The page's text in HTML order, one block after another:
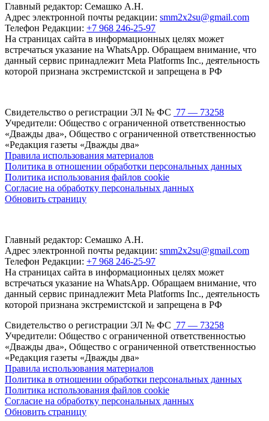
Главный редактор: Семашко А.Н.
Адрес электронной почты редакции: smm2x2su@gmail.com
Телефон Редакции: +7 968 246-25-97
На страницах сайта в информационных целях может
встречаться указание на WhatsApp. Обращаем внимание, что
данный сервис принадлежит Meta Platforms Inc., деятельность
которой признана экстремистской и запрещена в РФ
Свидетельство о регистрации ЭЛ № ФС 77 — 73258
Учредители: Общество с ограниченной ответственностью
«Дважды два», Общество с ограниченной ответственностью
«Редакция газеты «Дважды два»
Правила использования материалов
Политика в отношении обработки персональных данных
Политика использования файлов cookie
Согласие на обработку персональных данных
Обновить страницу
Главный редактор: Семашко А.Н.
Адрес электронной почты редакции: smm2x2su@gmail.com
Телефон Редакции: +7 968 246-25-97
На страницах сайта в информационных целях может
встречаться указание на WhatsApp. Обращаем внимание, что
данный сервис принадлежит Meta Platforms Inc., деятельность
которой признана экстремистской и запрещена в РФ
Свидетельство о регистрации ЭЛ № ФС 77 — 73258
Учредители: Общество с ограниченной ответственностью
«Дважды два», Общество с ограниченной ответственностью
«Редакция газеты «Дважды два»
Правила использования материалов
Политика в отношении обработки персональных данных
Политика использования файлов cookie
Согласие на обработку персональных данных
Обновить страницу